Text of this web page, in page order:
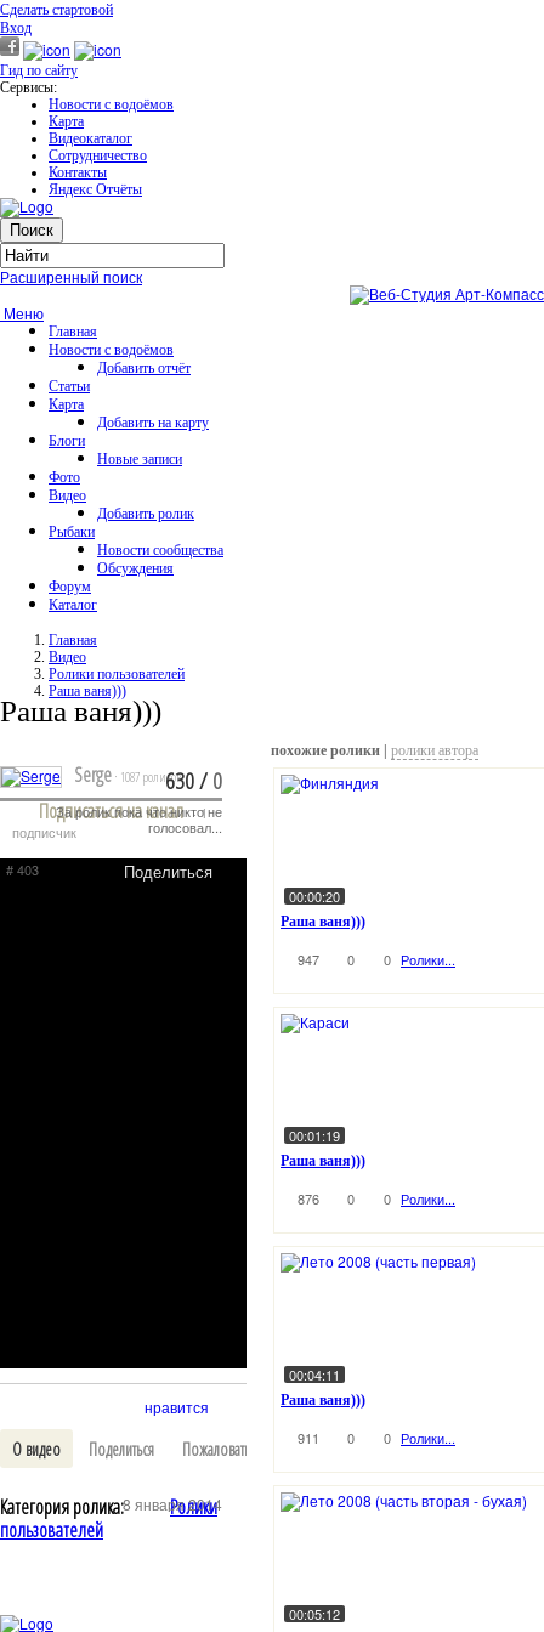
Сделать стартовой
Вход
Гид по сайту
Сервисы:
Новости с водоёмов
Карта
Видеокаталог
Сотрудничество
Контакты
Яндекс Отчёты
Расширенный поиск
Меню
Главная
Новости с водоёмов
Добавить отчёт
Статьи
Карта
Добавить на карту
Блоги
Новые записи
Фото
Видео
Добавить ролик
Рыбаки
Новости сообщества
Обсуждения
Форум
Каталог
Главная
Видео
Ролики пользователей
Раша ваня)))
Раша ваня)))
Serge · 1087 роликов
Подписаться на канал · 1
подписчик
# 403
Поделиться
630/0
За ролик пока что никто не
голосовал...
нравится
О видео Поделиться Пожаловаться Выключить свет В избранное
Категория ролика:
Ролики
пользователей
8 января 2014
похожие ролики | ролики автора
00:00:20
Раша ваня)))
947 0 0 Ролики...
00:01:19
Раша ваня)))
876 0 0 Ролики...
00:04:11
Раша ваня)))
911 0 0 Ролики...
00:05:12